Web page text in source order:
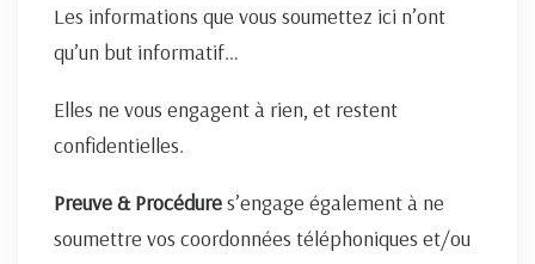
Les informations que vous soumettez ici n’ont
qu’un but informatif…
Elles ne vous engagent à rien, et restent
confidentielles.
Preuve & Procédures’engage également à ne
soumettre vos coordonnées téléphoniques et/ou